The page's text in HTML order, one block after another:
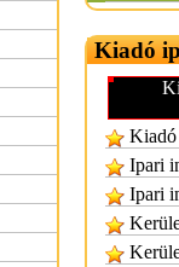
Kiadó
Kiadó
Ipari
Ipari